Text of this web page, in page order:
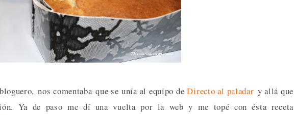
nos comentaba que se unía al equipo deDirecto al paladar y allá que
Ya de paso me dí una vuelta por la web y me topé con ésta receta